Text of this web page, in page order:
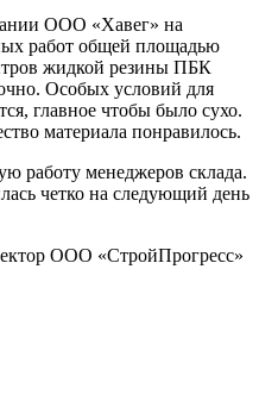
ООО «Хавег» на
работ общей площадью
жидкой резины ПБК
Особых условий для
главное чтобы было сухо.
материала понравилось.
работу менеджеров склада.
четко на следующий день
ООО «СтройПрогресс»